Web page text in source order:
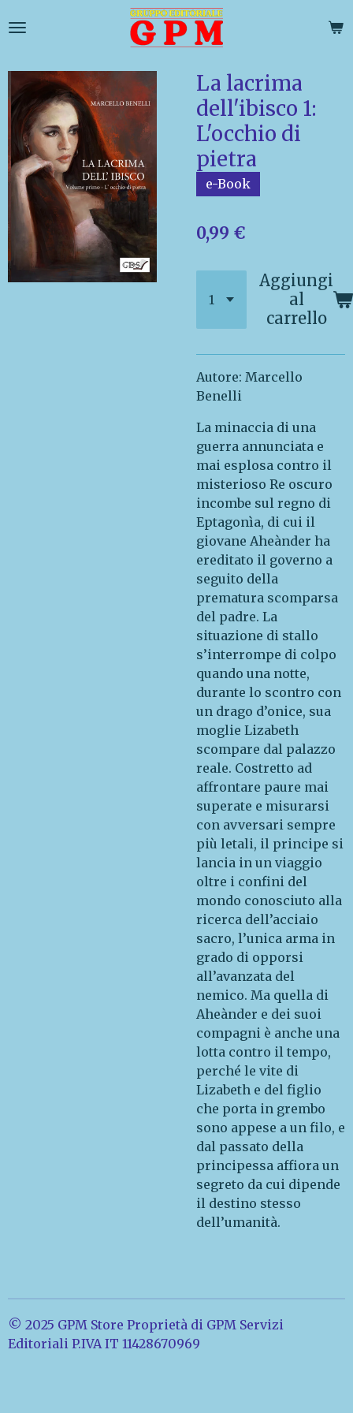
al
principale
La lacrima
dell'ibisco 1:
L'occhio di
pietra
e-Book
0,99 €
Aggiungi
al
carrello
Autore: Marcello
Benelli
La minaccia di una
guerra annunciata e
mai esplosa contro il
misterioso Re oscuro
incombe sul regno di
Eptagonìa, di cui il
giovane Aheànder ha
ereditato il governo a
seguito della
prematura scomparsa
del padre. La
situazione di stallo
s’interrompe di colpo
quando una notte,
durante lo scontro con
un drago d’onice, sua
moglie Lizabeth
scompare dal palazzo
reale. Costretto ad
affrontare paure mai
superate e misurarsi
con avversari sempre
più letali, il principe si
lancia in un viaggio
oltre i confini del
mondo conosciuto alla
ricerca dell’acciaio
sacro, l’unica arma in
grado di opporsi
all’avanzata del
nemico. Ma quella di
Aheànder e dei suoi
compagni è anche una
lotta contro il tempo,
perché le vite di
Lizabeth e del figlio
che porta in grembo
sono appese a un filo, e
dal passato della
principessa affiora un
segreto da cui dipende
il destino stesso
dell’umanità.
© 2025 GPM Store Proprietà di GPM Servizi
Editoriali P.IVA IT 11428670969